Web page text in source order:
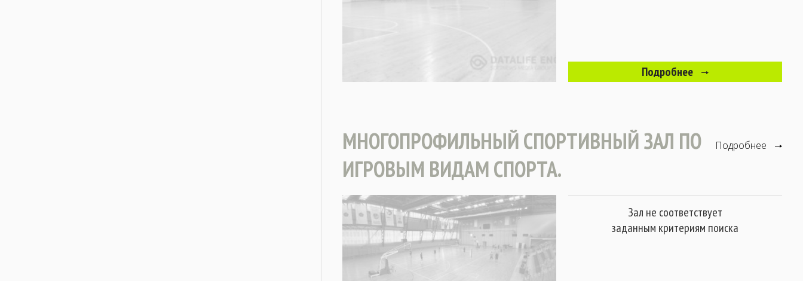
Подробнее
Подробнее
МНОГОПРОФИЛЬНЫЙ СПОРТИВНЫЙ ЗАЛ ПО
ИГРОВЫМ ВИДАМ СПОРТА.
Зал не соответствует
заданным критериям поиска